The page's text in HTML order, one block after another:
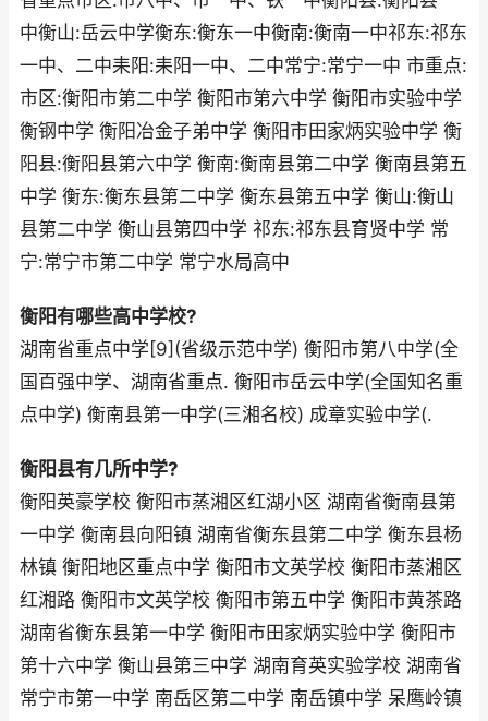
中衡山:岳云中学衡东:衡东一中衡南:衡南一中祁东:祁东
一中、二中耒阳:耒阳一中、二中常宁:常宁一中 市重点:
市区:衡阳市第二中学 衡阳市第六中学 衡阳市实验中学
衡钢中学 衡阳冶金子弟中学 衡阳市田家炳实验中学 衡
阳县:衡阳县第六中学 衡南:衡南县第二中学 衡南县第五
中学 衡东:衡东县第二中学 衡东县第五中学 衡山:衡山
县第二中学 衡山县第四中学 祁东:祁东县育贤中学 常
宁:常宁市第二中学 常宁水局高中
衡阳有哪些高中学校?
湖南省重点中学[9](省级示范中学) 衡阳市第八中学(全
国百强中学、湖南省重点. 衡阳市岳云中学(全国知名重
点中学) 衡南县第一中学(三湘名校) 成章实验中学(.
衡阳县有几所中学?
衡阳英豪学校 衡阳市蒸湘区红湖小区 湖南省衡南县第
一中学 衡南县向阳镇 湖南省衡东县第二中学 衡东县杨
林镇 衡阳地区重点中学 衡阳市文英学校 衡阳市蒸湘区
红湘路 衡阳市文英学校 衡阳市第五中学 衡阳市黄茶路
湖南省衡东县第一中学 衡阳市田家炳实验中学 衡阳市
第十六中学 衡山县第三中学 湖南育英实验学校 湖南省
常宁市第一中学 南岳区第二中学 南岳镇中学 呆鹰岭镇